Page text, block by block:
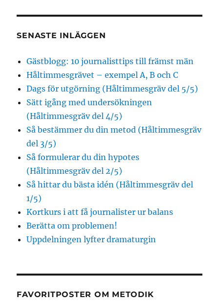
SENASTE INLÄGGEN
Gästblogg: 10 journalisttips till främst män
Håltimmesgrävet – exempel A, B och C
Dags för utgörning (Håltimmesgräv del 5/5)
Sätt igång med undersökningen
(Håltimmesgräv del 4/5)
Så bestämmer du din metod (Håltimmesgräv
del 3/5)
Så formulerar du din hypotes
(Håltimmesgräv del 2/5)
Så hittar du bästa idén (Håltimmesgräv del
1/5)
Kortkurs i att få journalister ur balans
Berätta om problemen!
Uppdelningen lyfter dramaturgin
FAVORITPOSTER OM METODIK